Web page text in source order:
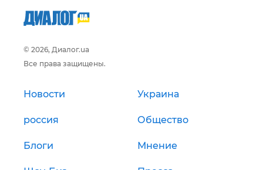
© 2026, Диалог.ua
Все права защищены.
Новости Украина
россия Общество
Блоги Мнение